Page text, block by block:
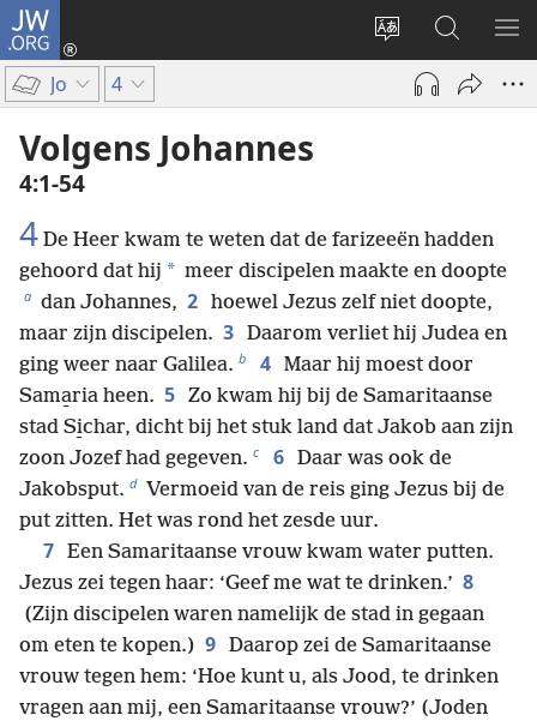
JW.ORG
Taal
site
wijzigen
Inloggen
(opent
venster)
Zoeken
op
JW.ORG
Jo 4
Volgens Johannes
4:1-54
4 De Heer kwam te weten dat de farizeeën hadden
gehoord dat hij * meer discipelen maakte en doopte
a dan Johannes, 2 hoewel Jezus zelf niet doopte,
maar zijn discipelen. 3 Daarom verliet hij Judea en
ging weer naar Galilea. b 4 Maar hij moest door
Sama̱ria heen. 5 Zo kwam hij bij de Samaritaanse
stad Si̱char, dicht bij het stuk land dat Jakob aan zijn
zoon Jozef had gegeven. c 6 Daar was ook de
Jakobsput. d Vermoeid van de reis ging Jezus bij de
put zitten. Het was rond het zesde uur.
7 Een Samaritaanse vrouw kwam water putten.
Jezus zei tegen haar: ‘Geef me wat te drinken.’ 8
(Zijn discipelen waren namelijk de stad in gegaan
om eten te kopen.) 9 Daarop zei de Samaritaanse
vrouw tegen hem: ‘Hoe kunt u, als Jood, te drinken
vragen aan mij, een Samaritaanse vrouw?’ (Joden